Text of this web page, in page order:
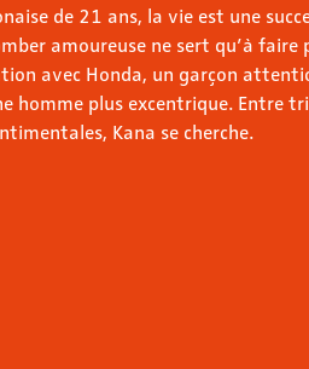
de 21 ans, la vie est une
amoureuse ne sert qu’à faire
avec Honda, un garçon
homme plus excentrique. Entre
Kana se cherche.